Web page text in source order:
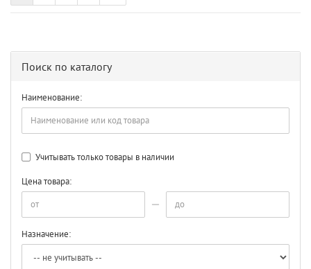
Поиск по каталогу
Наименование:
Учитывать только товары в наличии
Цена товара:
Назначение: